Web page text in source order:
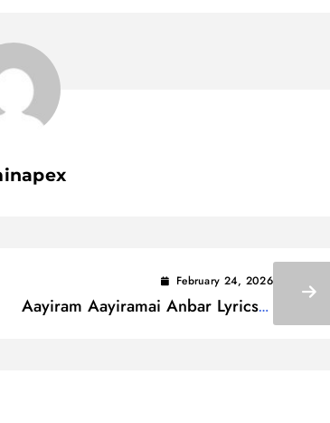
February 24, 2026
Aayiram Aayiramai Anbar Lyrics /
அரணே என் கோட்டையே